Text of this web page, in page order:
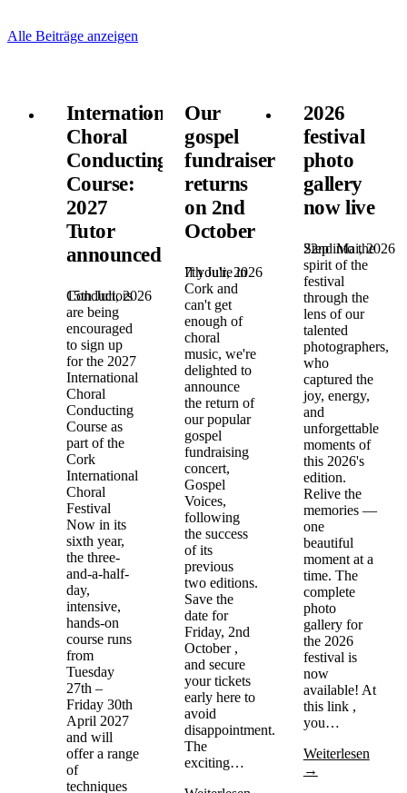
Alle Beiträge anzeigen
International
Choral
Conducting
Course:
2027
Tutor
announced!
15th Juli, 2026
Conductors
are being
encouraged
to sign up
for the 2027
International
Choral
Conducting
Course as
part of the
Cork
International
Choral
Festival
Now in its
sixth year,
the three-
and-a-half-
day,
intensive,
hands-on
course runs
from
Tuesday
27th –
Friday 30th
April 2027
and will
offer a range
of
techniques
Our
gospel
fundraiser
returns
on 2nd
October
7th Juli, 2026
If you're in
Cork and
can't get
enough of
choral
music, we're
delighted to
announce
the return of
our popular
gospel
fundraising
concert,
Gospel
Voices,
following
the success
of its
previous
two editions.
Save the
date for
Friday, 2nd
October ,
and secure
your tickets
early here to
avoid
disappointment.
The
exciting…
2026
festival
photo
gallery
now live
22nd Mai, 2026
Step into the
spirit of the
festival
through the
lens of our
talented
photographers,
who
captured the
joy, energy,
and
unforgettable
moments of
this 2026's
edition.
Relive the
memories —
one
beautiful
moment at a
time. The
complete
photo
gallery for
the 2026
festival is
now
available! At
this link ,
you…
Weiterlesen
→